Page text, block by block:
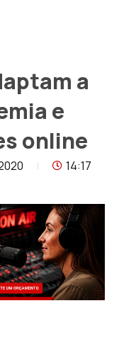
a
e
online
14:17